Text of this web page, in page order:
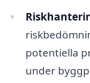
potentiella
under